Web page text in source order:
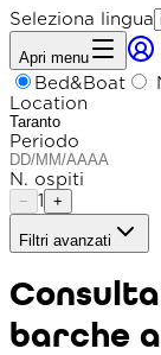
Seleziona lingua
Apri menu
Bed&Boat
Location
Periodo
N. ospiti
− 1 +
Filtri avanzati
Raggio
Ordina per
barche